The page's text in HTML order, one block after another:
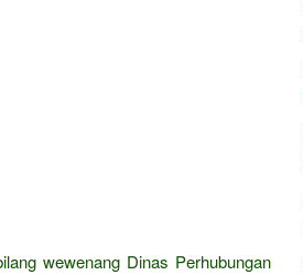
wewenang Dinas Perhubungan